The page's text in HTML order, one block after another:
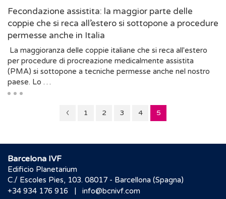
Fecondazione assistita: la maggior parte delle
coppie che si reca all’estero si sottopone a procedure
permesse anche in Italia
La maggioranza delle coppie italiane che si reca all'estero
per procedure di procreazione medicalmente assistita
(PMA) si sottopone a tecniche permesse anche nel nostro
paese. Lo …
PaginaPagina
1 Pagina
2 Pagina
3 Pagina
4 5
Barcelona IVF
Edificio Planetarium
C./ Escoles Pies, 103. 08017 - Barcellona (Spagna)
+34 934 176 916
| info@bcnivf.com